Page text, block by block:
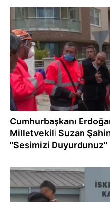
14.03.2023
Cumhurbaşkanı
Milletvekili Suzan
"Sesimizi Duyurdunuz"
13.03.2023